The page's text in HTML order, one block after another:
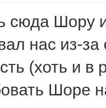
сюда Шору
нас из-
(хоть и
Шоре